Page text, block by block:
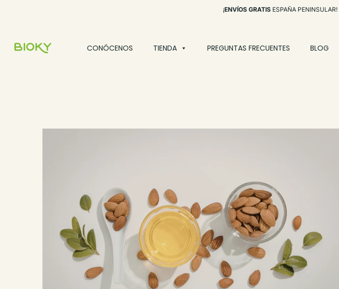
¡ENVÍOS GRATISESPAÑA PENINSULAR! |
CONÓCENOS TIENDA PREGUNTAS FRECUENTES BLOG